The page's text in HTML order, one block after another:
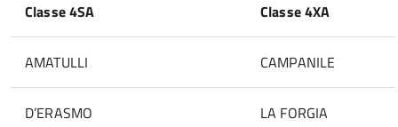
Classe 4SA Classe 4XA
AMATULLI CAMPANILE
D’ERASMO LA FORGIA